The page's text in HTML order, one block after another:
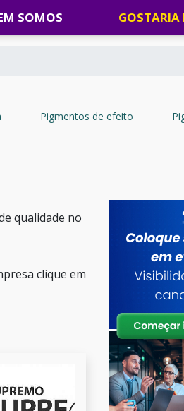
SOMOS GOSTARIA
Pigmentos de efeito
qualidade no
clique em